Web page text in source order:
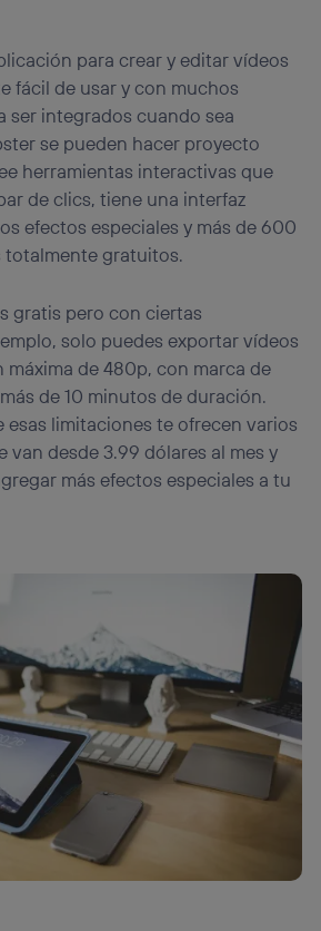
para crear y editar vídeos
fácil de usar y con muchos
ser integrados cuando sea
se pueden hacer proyecto
herramientas interactivas que
de clics, tiene una interfaz
efectos especiales y más de 600
totalmente gratuitos.
gratis pero con ciertas
solo puedes exportar vídeos
de 480p, con marca de
de 10 minutos de duración.
esas limitaciones te ofrecen varios
van desde 3.99 dólares al mes y
más efectos especiales a tu
asigna a la conexión de internet, por
que conecte su dispositivo y
tecnología recibirá el mismo
de banda ancha (p. ej., Wi-Fi),
se realizará en función de las
de los miembros del hogar
consentimiento.
, el marketing será más
que se basará únicamente en la
consentimientos Utiq seleccionando
la parte inferior de esta página web o
privacidad de Utiq
más información, consulta
de Utiq.